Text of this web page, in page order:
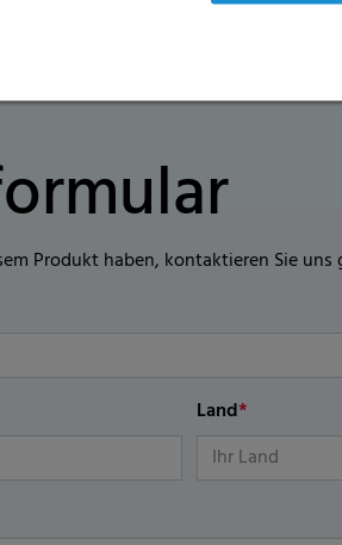
Produkt haben, kontaktieren Sie uns
Land*